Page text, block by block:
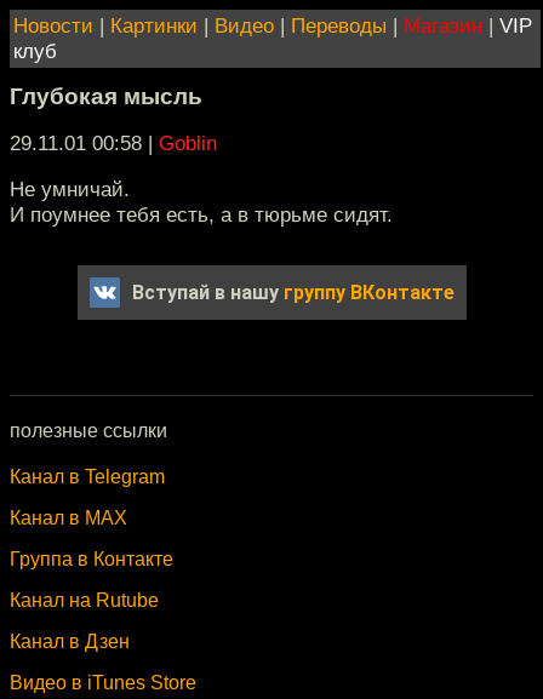
Новости | Картинки | Видео | Переводы | Магазин | VIP
клуб
Глубокая мысль
29.11.01 00:58 | Goblin
Не умничай.
И поумнее тебя есть, а в тюрьме сидят.
Вступай в нашу группу ВКонтакте
полезные ссылки
Канал в Telegram
Канал в MAX
Группа в Контакте
Канал на Rutube
Канал в Дзен
Видео в iTunes Store